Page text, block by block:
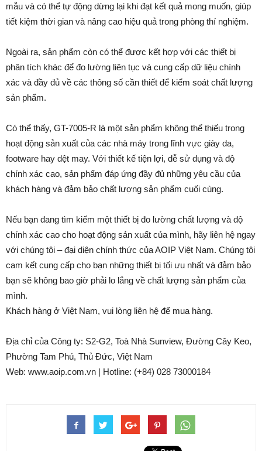
mẫu và có thể tự động dừng lại khi đạt kết quả mong muốn, giúp
tiết kiệm thời gian và nâng cao hiệu quả trong phòng thí nghiệm.
Ngoài ra, sản phẩm còn có thể được kết hợp với các thiết bị
phân tích khác để đo lường liên tục và cung cấp dữ liệu chính
xác và đầy đủ về các thông số cần thiết để kiểm soát chất lượng
sản phẩm.
Có thể thấy, GT-7005-R là một sản phẩm không thể thiếu trong
hoạt động sản xuất của các nhà máy trong lĩnh vực giày da,
footware hay dệt may. Với thiết kế tiện lợi, dễ sử dụng và độ
chính xác cao, sản phẩm đáp ứng đầy đủ những yêu cầu của
khách hàng và đảm bảo chất lượng sản phẩm cuối cùng.
Nếu bạn đang tìm kiếm một thiết bị đo lường chất lượng và độ
chính xác cao cho hoạt động sản xuất của mình, hãy liên hệ ngay
với chúng tôi – đại diện chính thức của AOIP Việt Nam. Chúng tôi
cam kết cung cấp cho bạn những thiết bị tối ưu nhất và đảm bảo
bạn sẽ không bao giờ phải lo lắng về chất lượng sản phẩm của
mình.
Khách hàng ở Việt Nam, vui lòng liên hệ để mua hàng.
Địa chỉ của Công ty: S2-G2, Toà Nhà Sunview, Đường Cây Keo,
Phường Tam Phú, Thủ Đức, Việt Nam
Web: www.aoip.com.vn | Hotline: (+84) 028 73000184